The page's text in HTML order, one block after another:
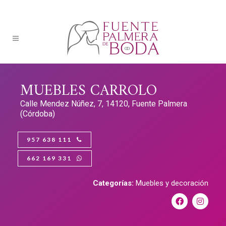
MUEBLES CARROLO
Calle Mendez Núñez, 7, 14120, Fuente Palmera
(Córdoba)
957 638 111
662 169 331
Categorías: Muebles y decoración